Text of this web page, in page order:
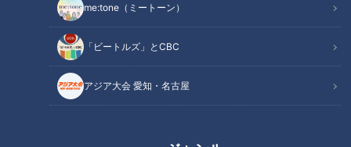
me:tone（ミートーン）
「ビートルズ」とCBC
アジア大会 愛知・名古屋
この記事を見たあなたへのおすすめ